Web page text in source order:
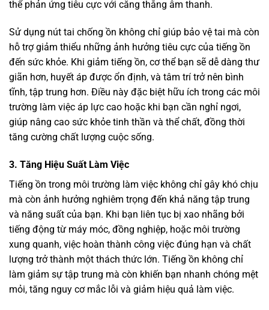
thể phản ứng tiêu cực với căng thẳng âm thanh.
Sử dụng nút tai chống ồn không chỉ giúp bảo vệ tai mà còn
hỗ trợ giảm thiểu những ảnh hưởng tiêu cực của tiếng ồn
đến sức khỏe. Khi giảm tiếng ồn, cơ thể bạn sẽ dễ dàng thư
giãn hơn, huyết áp được ổn định, và tâm trí trở nên bình
tĩnh, tập trung hơn. Điều này đặc biệt hữu ích trong các môi
trường làm việc áp lực cao hoặc khi bạn cần nghỉ ngơi,
giúp nâng cao sức khỏe tinh thần và thể chất, đồng thời
tăng cường chất lượng cuộc sống.
3. Tăng Hiệu Suất Làm Việc
Tiếng ồn trong môi trường làm việc không chỉ gây khó chịu
mà còn ảnh hưởng nghiêm trọng đến khả năng tập trung
và năng suất của bạn. Khi bạn liên tục bị xao nhãng bởi
tiếng động từ máy móc, đồng nghiệp, hoặc môi trường
xung quanh, việc hoàn thành công việc đúng hạn và chất
lượng trở thành một thách thức lớn. Tiếng ồn không chỉ
làm giảm sự tập trung mà còn khiến bạn nhanh chóng mệt
mỏi, tăng nguy cơ mắc lỗi và giảm hiệu quả làm việc.